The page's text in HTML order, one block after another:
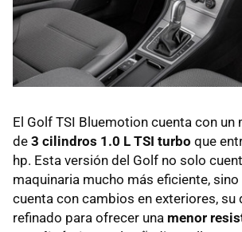
El Golf TSI Bluemotion cuenta con un
de 3 cilindros 1.0 L TSI turbo que
hp. Esta versión del Golf no solo
maquinaria mucho más eficiente,
cuenta con cambios en exteriores, su
refinado para ofrecer una menor